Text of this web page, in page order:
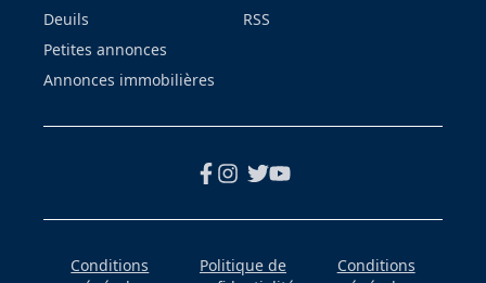
Deuils
Petites annonces
Annonces immobilières
RSS
Conditions
Politique de
Conditions